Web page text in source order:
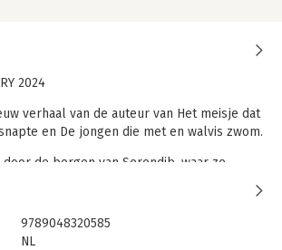
2024
verhaal van de auteur van Het meisje dat
en De jongen die met en walvis zwom.
de bergen van Serendib, waar ze
een prachtige wilde panter. Maar in de
gevaar rond. Lukt het Selvi om Lokka te
hun vrijheid te vechten? Of zal ze beide
9789048320585
NL